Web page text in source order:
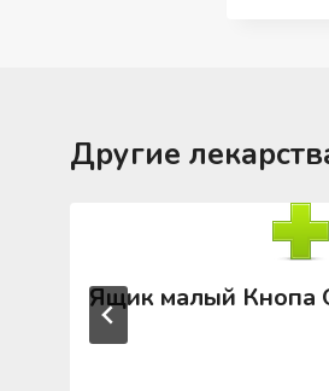
Другие
Ящик малый Кнопа